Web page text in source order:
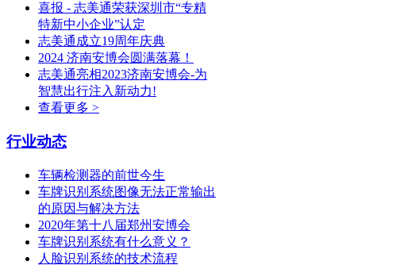
喜报 - 志美通荣获深圳市“专精
特新中小企业”认定
志美通成立19周年庆典
2024 济南安博会圆满落幕！
志美通亮相2023济南安博会-为
智慧出行注入新动力!
查看更多 >
行业动态
车辆检测器的前世今生
车牌识别系统图像无法正常输出
的原因与解决方法
2020年第十八届郑州安博会
车牌识别系统有什么意义？
人脸识别系统的技术流程